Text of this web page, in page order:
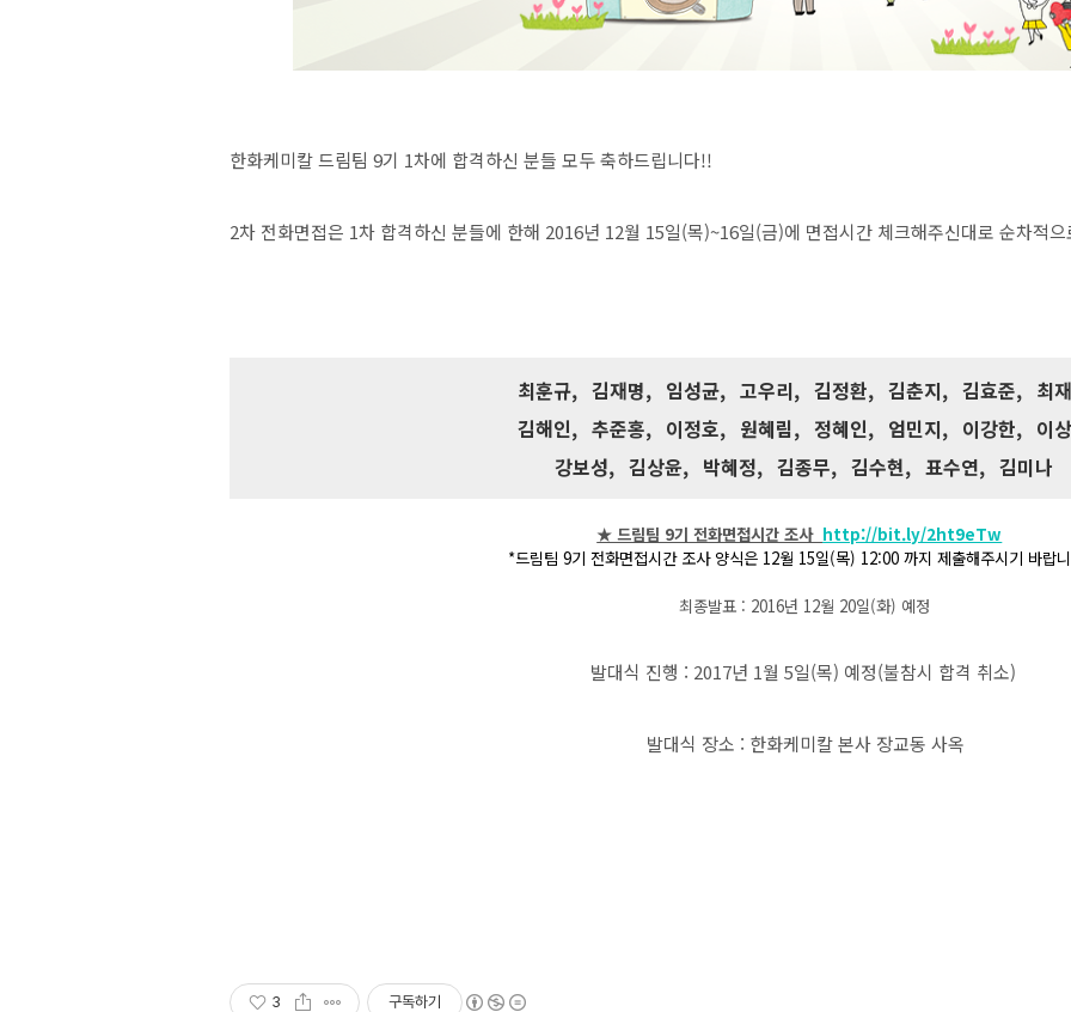
한화케미칼 드림팀 9기 1차에 합격하신 분들 모두 축하드립니다!!
2차 전화면접은 1차 합격하신 분들에 한해 2016년 12월 15일(목)~16일(금)에 면접시간 체크해주신대로 순차적
최훈규, 김재명, 임성균, 고우리, 김정환, 김춘지, 김효준, 최
김해인, 추준홍, 이정호, 원혜림, 정혜인, 엄민지, 이강한, 이
강보성, 김상윤, 박혜정, 김종무, 김수현, 표수연, 김미나
★ 드림팀 9기 전화면접시간 조사 http://bit.ly/2ht9eTw
*드림팀 9기 전화면접시간 조사 양식은 12월 15일(목) 12:00 까지 제출해주시기 바랍
최종발표 : 2016년 12월 20일(화) 예정
발대식 진행 : 2017년 1월 5일(목) 예정(불참시 합격 취소)
발대식 장소 : 한화케미칼 본사 장교동 사옥
3 구독하기